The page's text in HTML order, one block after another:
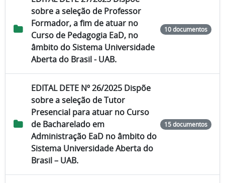
sobre a seleção de Professor
Formador, a fim de atuar no
Curso de Pedagogia EaD, no
âmbito do Sistema Universidade
Aberta do Brasil - UAB.
10 documentos
EDITAL DETE Nº 26/2025 Dispõe
sobre a seleção de Tutor
Presencial para atuar no Curso
de Bacharelado em
Administração EaD no âmbito do
Sistema Universidade Aberta do
Brasil – UAB.
15 documentos